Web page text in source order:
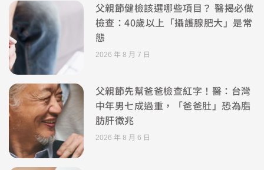
父親節健檢該選哪些項目？ 醫揭必做
檢查：40歲以上「攝護腺肥大」是常
態
2026 年 8 月 7 日
父親節先幫爸爸檢查紅字！醫：台灣
中年男七成過重，「爸爸肚」恐為脂
肪肝徵兆
2026 年 8 月 6 日